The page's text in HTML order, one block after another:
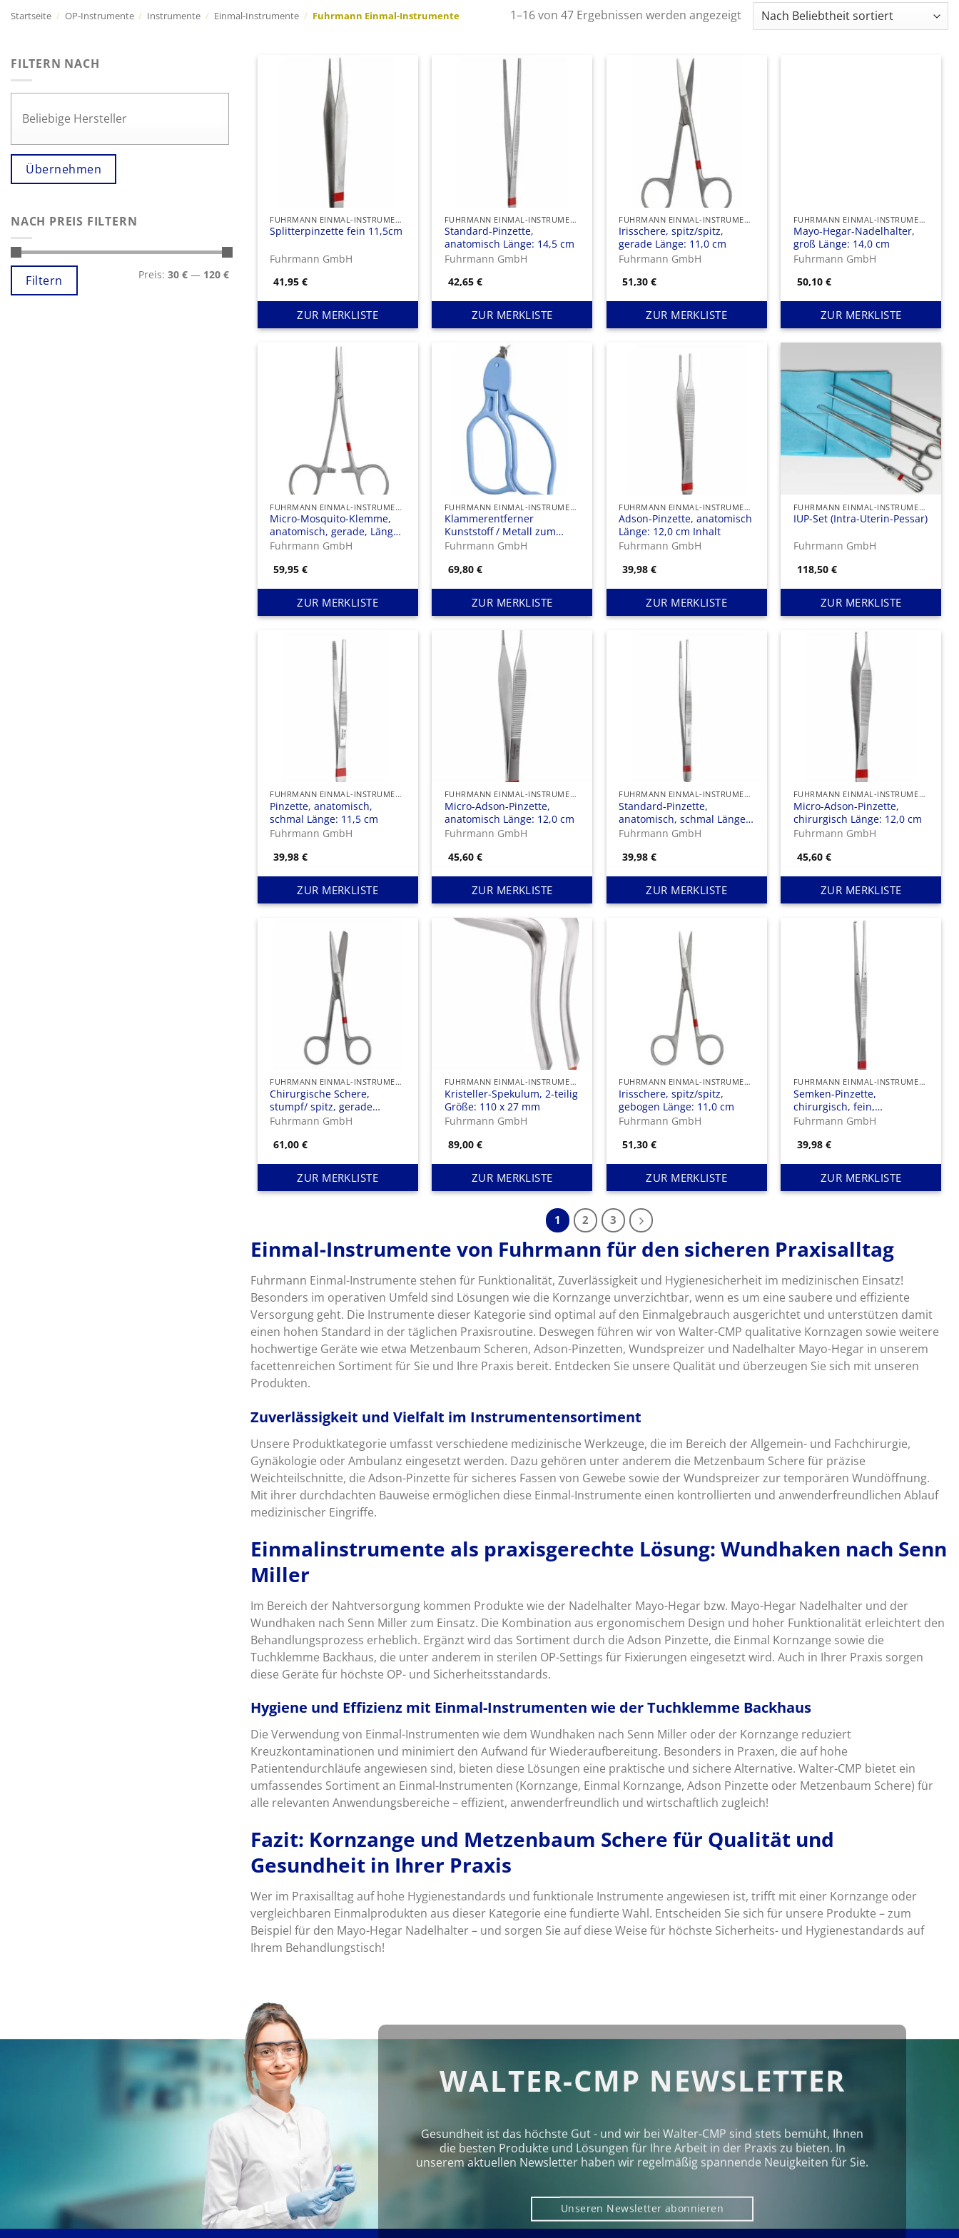
Startseite / OP-Instrumente / Instrumente / Einmal-Instrumente / Fuhrmann Einmal-Instrumente 1–16 von 47 Ergebnissen werden angezeigtNach
Beliebtheit
FILTERN NACH
Übernehmen
NACH PREIS FILTERN
Min.
Preis
Max.
PreisFiltern Preis: 30 € — 120 €
FUHRMANN EINMAL-INSTRUMENTE
Splitterpinzette fein 11,5cm
Fuhrmann GmbH
41,95€
ZUR MERKLISTE
FUHRMANN EINMAL-INSTRUMENTE
Standard-Pinzette,
anatomisch Länge: 14,5 cm
Fuhrmann GmbH
42,65 €
ZUR MERKLISTE
FUHRMANN EINMAL-INSTRUMENTE
Irisschere, spitz/spitz,
gerade Länge: 11,0 cm
Fuhrmann GmbH
51,30€
ZUR MERKLISTE
FUHRMANN EINMAL-INSTRUMENTE
Mayo-Hegar-Nadelhalter,
groß Länge: 14,0 cm
Fuhrmann GmbH
50,10 €
ZUR MERKLISTE
FUHRMANN EINMAL-INSTRUMENTE
Micro-Mosquito-Klemme,
anatomisch, gerade, Länge:
12,5 cm
Fuhrmann GmbH
59,95€
ZUR MERKLISTE
FUHRMANN EINMAL-INSTRUMENTE
Klammerentferner
Kunststoff / Metall zum
Einmalgebrauch
Fuhrmann GmbH
69,80 €
ZUR MERKLISTE
FUHRMANN EINMAL-INSTRUMENTE
Adson-Pinzette, anatomisch
Länge: 12,0 cm Inhalt
Fuhrmann GmbH
39,98€
ZUR MERKLISTE
FUHRMANN EINMAL-INSTRUMENTE
IUP-Set (Intra-Uterin-Pessar)
Fuhrmann GmbH
118,50 €
ZUR MERKLISTE
FUHRMANN EINMAL-INSTRUMENTE
Pinzette, anatomisch,
schmal Länge: 11,5 cm
Fuhrmann GmbH
39,98€
ZUR MERKLISTE
FUHRMANN EINMAL-INSTRUMENTE
Micro-Adson-Pinzette,
anatomisch Länge: 12,0 cm
Fuhrmann GmbH
45,60 €
ZUR MERKLISTE
FUHRMANN EINMAL-INSTRUMENTE
Standard-Pinzette,
anatomisch, schmal Länge:
14,5 cm
Fuhrmann GmbH
39,98€
ZUR MERKLISTE
FUHRMANN EINMAL-INSTRUMENTE
Micro-Adson-Pinzette,
chirurgisch Länge: 12,0 cm
Fuhrmann GmbH
45,60 €
ZUR MERKLISTE
FUHRMANN EINMAL-INSTRUMENTE
Chirurgische Schere,
stumpf/ spitz, gerade
Länge: 14,5 cm
Fuhrmann GmbH
61,00€
ZUR MERKLISTE
FUHRMANN EINMAL-INSTRUMENTE
Kristeller-Spekulum, 2-teilig
Größe: 110 x 27 mm
Fuhrmann GmbH
89,00 €
ZUR MERKLISTE
FUHRMANN EINMAL-INSTRUMENTE
Irisschere, spitz/spitz,
gebogen Länge: 11,0 cm
Fuhrmann GmbH
51,30€
ZUR MERKLISTE
FUHRMANN EINMAL-INSTRUMENTE
Semken-Pinzette,
chirurgisch, fein,
chirurgisch, fein
Fuhrmann GmbH
39,98 €
ZUR MERKLISTE
1 2 3
Einmal-Instrumente von Fuhrmann für den sicheren Praxisalltag
Fuhrmann Einmal-Instrumente stehen für Funktionalität, Zuverlässigkeit und Hygienesicherheit im medizinischen Einsatz!
Besonders im operativen Umfeld sind Lösungen wie die Kornzange unverzichtbar, wenn es um eine saubere und effiziente
Versorgung geht. Die Instrumente dieser Kategorie sind optimal auf den Einmalgebrauch ausgerichtet und unterstützen damit
einen hohen Standard in der täglichen Praxisroutine. Deswegen führen wir von Walter-CMP qualitative Kornzagen sowie weitere
hochwertige Geräte wie etwa Metzenbaum Scheren, Adson-Pinzetten, Wundspreizer und Nadelhalter Mayo-Hegar in unserem
facettenreichen Sortiment für Sie und Ihre Praxis bereit. Entdecken Sie unsere Qualität und überzeugen Sie sich mit unseren
Produkten.
Zuverlässigkeit und Vielfalt im Instrumentensortiment
Unsere Produktkategorie umfasst verschiedene medizinische Werkzeuge, die im Bereich der Allgemein- und Fachchirurgie,
Gynäkologie oder Ambulanz eingesetzt werden. Dazu gehören unter anderem die Metzenbaum Schere für präzise
Weichteilschnitte, die Adson-Pinzette für sicheres Fassen von Gewebe sowie der Wundspreizer zur temporären Wundöffnung.
Mit ihrer durchdachten Bauweise ermöglichen diese Einmal-Instrumente einen kontrollierten und anwenderfreundlichen Ablauf
medizinischer Eingriffe.
Einmalinstrumente als praxisgerechte Lösung: Wundhaken nach Senn
Miller
Im Bereich der Nahtversorgung kommen Produkte wie der Nadelhalter Mayo-Hegar bzw. Mayo-Hegar Nadelhalter und der
Wundhaken nach Senn Miller zum Einsatz. Die Kombination aus ergonomischem Design und hoher Funktionalität erleichtert den
Behandlungsprozess erheblich. Ergänzt wird das Sortiment durch die Adson Pinzette, die Einmal Kornzange sowie die
Tuchklemme Backhaus, die unter anderem in sterilen OP-Settings für Fixierungen eingesetzt wird. Auch in Ihrer Praxis sorgen
diese Geräte für höchste OP- und Sicherheitsstandards.
Hygiene und Effizienz mit Einmal-Instrumenten wie der Tuchklemme Backhaus
Die Verwendung von Einmal-Instrumenten wie dem Wundhaken nach Senn Miller oder der Kornzange reduziert
Kreuzkontaminationen und minimiert den Aufwand für Wiederaufbereitung. Besonders in Praxen, die auf hohe
Patientendurchläufe angewiesen sind, bieten diese Lösungen eine praktische und sichere Alternative. Walter-CMP bietet ein
umfassendes Sortiment an Einmal-Instrumenten (Kornzange, Einmal Kornzange, Adson Pinzette oder Metzenbaum Schere) für
alle relevanten Anwendungsbereiche – effizient, anwenderfreundlich und wirtschaftlich zugleich!
Fazit: Kornzange und Metzenbaum Schere für Qualität und
Gesundheit in Ihrer Praxis
Wer im Praxisalltag auf hohe Hygienestandards und funktionale Instrumente angewiesen ist, trifft mit einer Kornzange oder
vergleichbaren Einmalprodukten aus dieser Kategorie eine fundierte Wahl. Entscheiden Sie sich für unsere Produkte – zum
Beispiel für den Mayo-Hegar Nadelhalter – und sorgen Sie auf diese Weise für höchste Sicherheits- und Hygienestandards auf
Ihrem Behandlungstisch!
WALTER-CMP NEWSLETTER
Gesundheit ist das höchste Gut - und wir bei Walter‑CMP sind stets bemüht, Ihnen
die besten Produkte und Lösungen für Ihre Arbeit in der Praxis zu bieten. In
unserem aktuellen Newsletter haben wir regelmäßig spannende Neuigkeiten für Sie.
Unseren Newsletter abonnieren